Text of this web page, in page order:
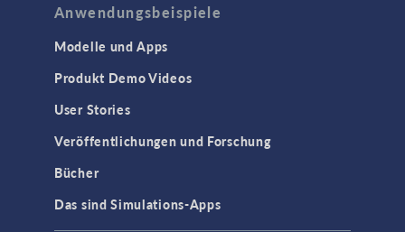
Niederfrequenz-Elektromagnetik
Plasmaphysik
SCHNITTSTELLEN
CAD
Anwendungsbeispiele
Modelle und Apps
Produkt Demo Videos
User Stories
Veröffentlichungen und Forschung
Bücher
Das sind Simulations-Apps